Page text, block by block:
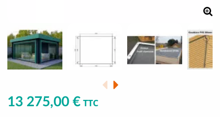
13 275,00 € TTC